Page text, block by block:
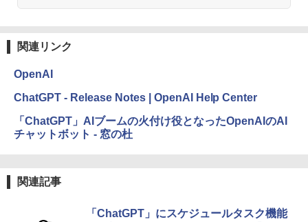
関連リンク
OpenAI
ChatGPT - Release Notes | OpenAI Help Center
「ChatGPT」AIブームの火付け役となったOpenAIのAI
チャットボット - 窓の杜
関連記事
「ChatGPT」にスケジュールタスク機能